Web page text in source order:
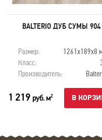
BALTERIO ДУБ СУМЫ 904
Размер:
1261х189х8
Класс:
Производитель:
1 219 руб. м2 В